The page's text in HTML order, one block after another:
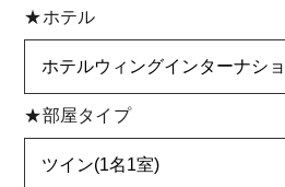
★ホテル
★部屋タイプ